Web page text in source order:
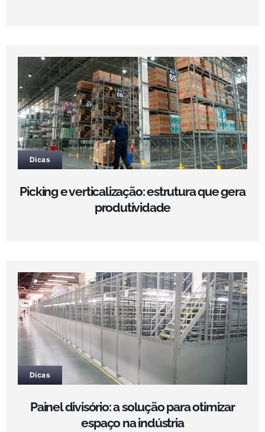
Dicas
Picking e verticalização: estrutura que gera
produtividade
Dicas
Painel divisório: a solução para otimizar
espaço na indústria